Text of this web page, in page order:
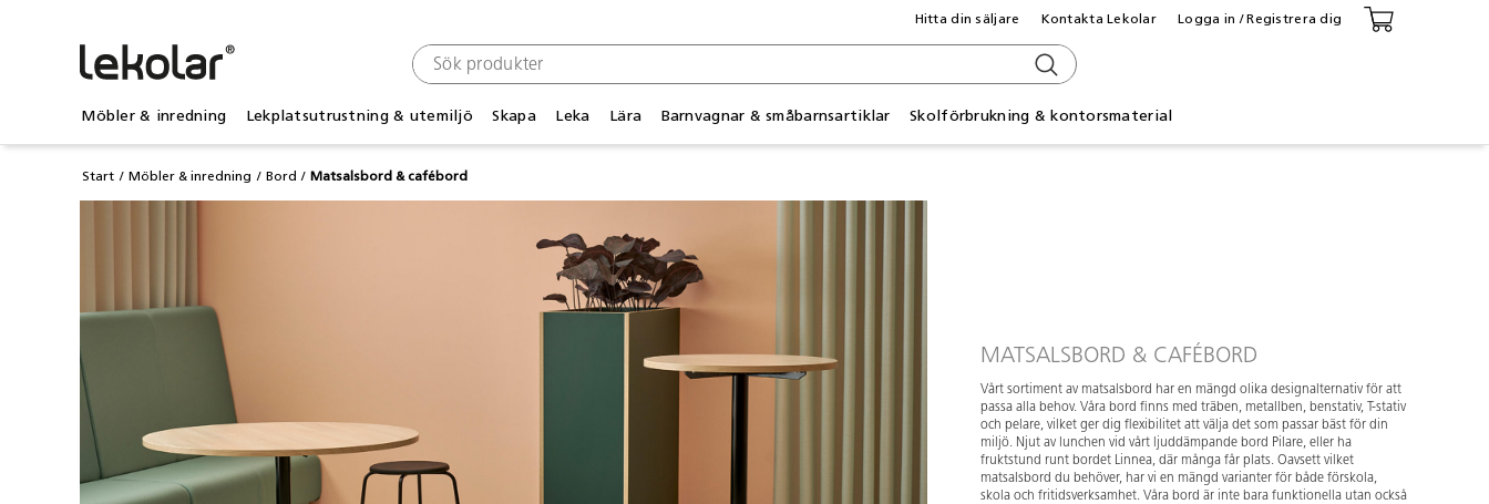
Möbler & inredning Lekplatsutrustning & utemiljö Skapa Leka Lära Barnvagnar & småbarnsartiklar Skolförbrukning & kontorsmaterial
Hitta din säljare Kontakta Lekolar Logga in / Registrera dig
Start Möbler & inredning Bord Matsalsbord & cafébord
MATSALSBORD & CAFÉBORD
Vårt sortiment av matsalsbord har en mängd olika designalternativ för att
passa alla behov. Våra bord finns med träben, metallben, benstativ, T-stativ
och pelare, vilket ger dig flexibilitet att välja det som passar bäst för din
miljö. Njut av lunchen vid vårt ljuddämpande bord Pilare, eller ha
fruktstund runt bordet Linnea, där många får plats. Oavsett vilket
matsalsbord du behöver, har vi en mängd varianter för både förskola,
skola och fritidsverksamhet. Våra bord är inte bara funktionella utan också